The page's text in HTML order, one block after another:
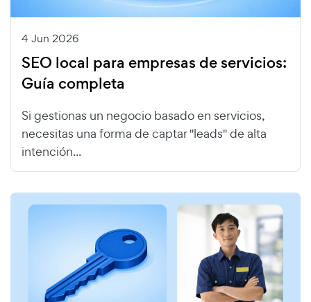
4 Jun 2026
SEO local para empresas de servicios:
Guía completa
Si gestionas un negocio basado en servicios,
necesitas una forma de captar "leads" de alta
intención...